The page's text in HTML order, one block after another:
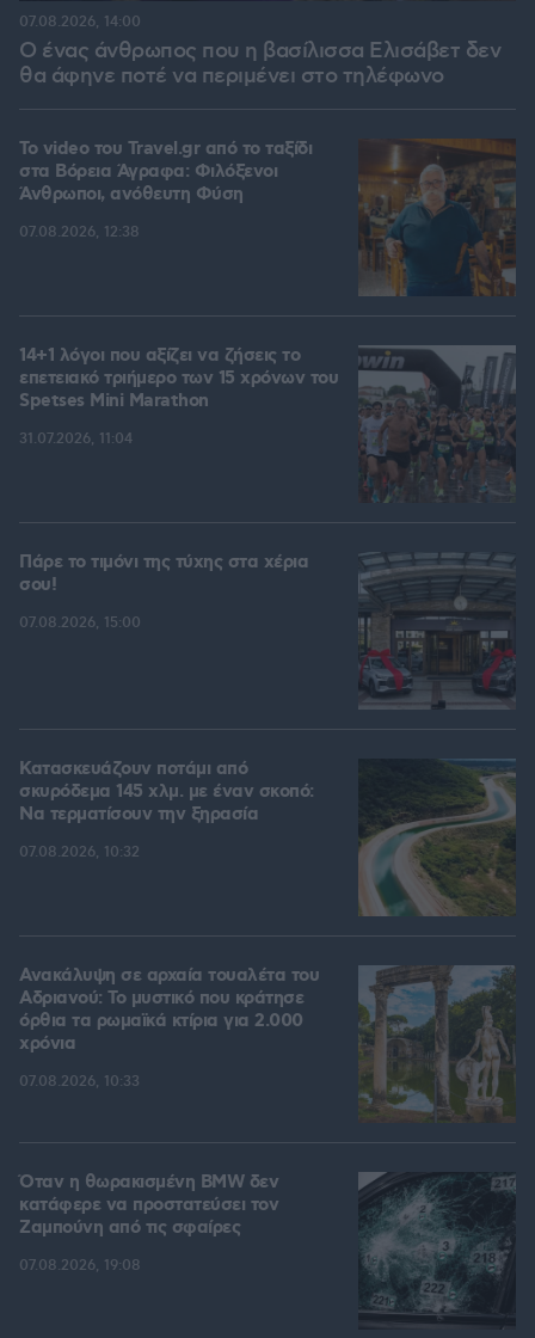
Ο ένας άνθρωπος που η βασίλισσα Ελισάβετ δεν
θα άφηνε ποτέ να περιμένει στο τηλέφωνο
07.08.2026, 14:00
To video του Travel.gr από το ταξίδι
στα Βόρεια Άγραφα: Φιλόξενοι
Άνθρωποι, ανόθευτη Φύση
07.08.2026, 12:38
14+1 λόγοι που αξίζει να ζήσεις το
επετειακό τριήμερο των 15 χρόνων του
Spetses Mini Marathon
31.07.2026, 11:04
Πάρε το τιμόνι της τύχης στα χέρια
σου!
07.08.2026, 15:00
Κατασκευάζουν ποτάμι από
σκυρόδεμα 145 χλμ. με έναν σκοπό:
Να τερματίσουν την ξηρασία
07.08.2026, 10:32
Ανακάλυψη σε αρχαία τουαλέτα του
Αδριανού: Το μυστικό που κράτησε
όρθια τα ρωμαϊκά κτίρια για 2.000
χρόνια
07.08.2026, 10:33
Όταν η θωρακισμένη BMW δεν
κατάφερε να προστατεύσει τον
Ζαμπούνη από τις σφαίρες
07.08.2026, 19:08